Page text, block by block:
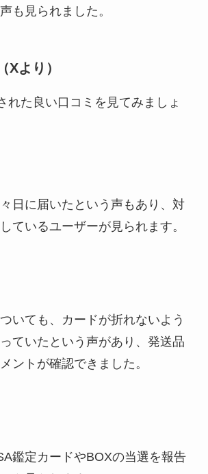
も見られました。
Xより）
れた良い口コミを見てみましょ
日に届いたという声もあり、対
ているユーザーが見られます。
いても、カードが折れないよう
ていたという声があり、発送品
ントが確認できました。
鑑定カードやBOXの当選を報告